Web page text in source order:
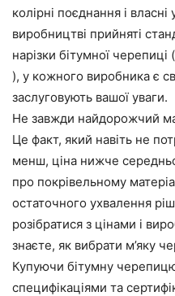
колірні поєднання і
виробництві прийняті
нарізки бітумної
), у кожного виробника є
заслуговують вашої уваги.
Не завжди найдорожчий
Це факт, який навіть не
менш, ціна нижче
про покрівельному
остаточного ухвалення
розібратися з цінами і
знаєте, як вибрати м’яку
Купуючи бітумну
специфікаціями та